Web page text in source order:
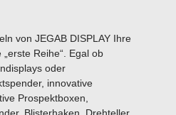
von JEGAB DISPLAY Ihre
Reihe“. Egal ob
oder
innovative
Prospektboxen,